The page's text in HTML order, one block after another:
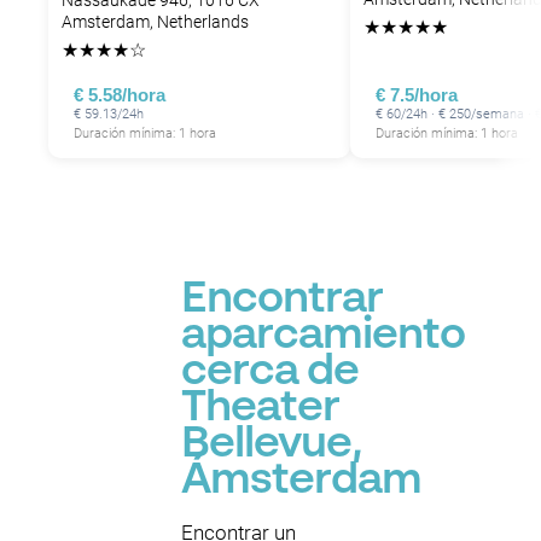
P
Amsterdam, Netherlands
★★★★☆
€ 5.58/hora
€ 59.13/24h
Duración mínima: 1 hora
★★★★★
€ 7.5/hora
€ 60/24h · € 250/semana ·
Duración mínima: 1 hora
Encontrar
aparcamiento
cerca de
Theater
Bellevue,
Ámsterdam
Encontrar un